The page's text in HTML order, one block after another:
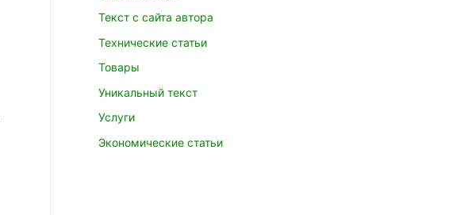
Текст с сайта автора
Технические статьи
Товары
Уникальный текст
Услуги
Экономические статьи